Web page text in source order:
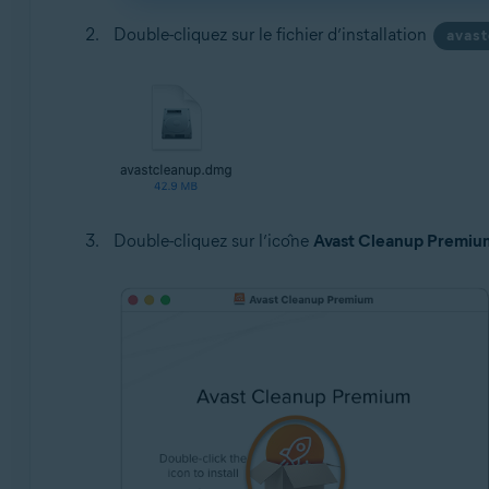
Double-cliquez sur le fichier d’installation
Double-cliquez sur l’icône Avast Cleanup